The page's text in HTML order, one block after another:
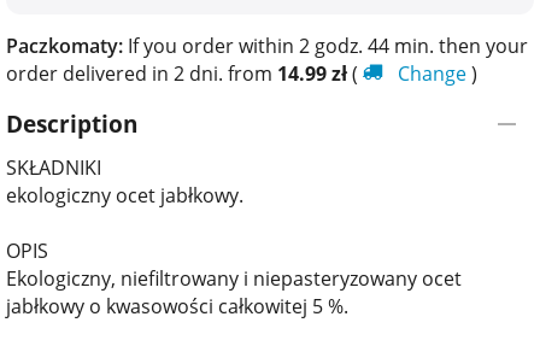
Paczkomaty: If you order within 2 godz. 44 min. then your
order delivered in 2 dni. from 14.99zł( Change)
Description
SKŁADNIKI
ekologiczny ocet jabłkowy.
OPIS
Ekologiczny, niefiltrowany i niepasteryzowany ocet
jabłkowy o kwasowości całkowitej 5 %.